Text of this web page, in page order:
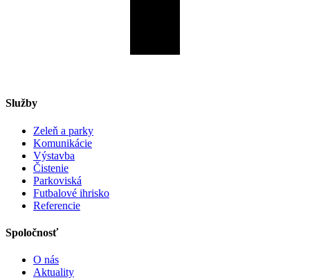
Služby
Zeleň a parky
Komunikácie
Výstavba
Čistenie
Parkoviská
Futbalové ihrisko
Referencie
Spoločnosť
O nás
Aktuality